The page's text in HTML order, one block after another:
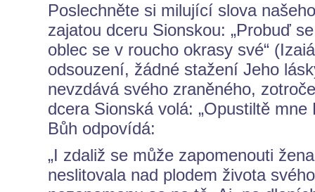
Poslechněte si milující slova
zajatou dceru Sionskou: „Probuď
oblec se v roucho okrasy své“
odsouzení, žádné stažení Jeho
nevzdává svého zraněného,
dcera Sionská volá: „Opustiltě
Bůh odpovídá:
„I zdaliž se může zapomenouti
neslitovala nad plodem života